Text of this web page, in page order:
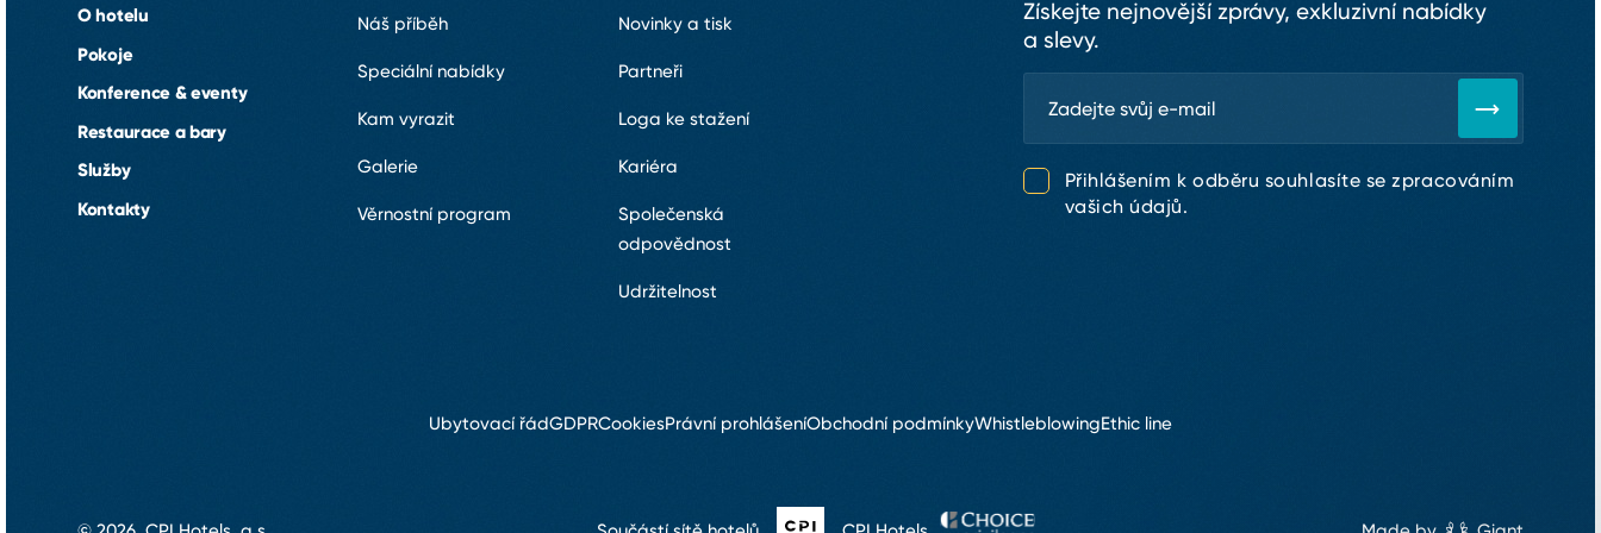
O hotelu
Pokoje
Konference & eventy
Restaurace a bary
Služby
Kontakty
Náš příběh
Speciální nabídky
Kam vyrazit
Galerie
Věrnostní program
Novinky a tisk
Partneři
Loga ke stažení
Kariéra
Společenská
odpovědnost
Udržitelnost
Získejte nejnovější zprávy, exkluzivní nabídky
a slevy.
Přihlášením k odběru souhlasíte se zpracováním
vašich údajů.
Ubytovací řádGDPRCookiesPrávní prohlášeníObchodní podmínkyWhistleblowingEthic line